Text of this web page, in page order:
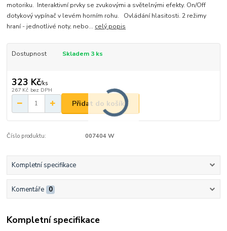
motoriku. Interaktivní prvky se zvukovými a světelnými efekty. On/Off
dotykový vypínač v levém horním rohu. Ovládání hlasitosti. 2 režimy
hraní - jednotlivé noty, nebo... celý popis
Dostupnost Skladem 3 ks
323 Kč/ks
267 Kč bez DPH
Přidat do košíku
Číslo produktu: 007404 W
Kompletní specifikace
Komentáře 0
Kompletní specifikace